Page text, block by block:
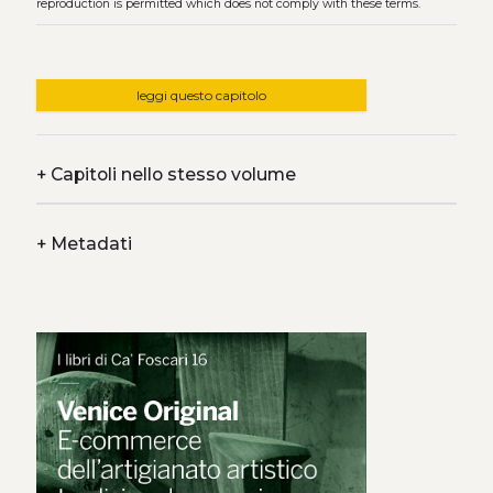
reproduction is permitted which does not comply with these terms.
leggi questo capitolo
+Capitoli nello stesso volume
+Metadati